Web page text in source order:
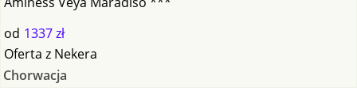
od 1337 zł
Oferta z Nekera
Chorwacja